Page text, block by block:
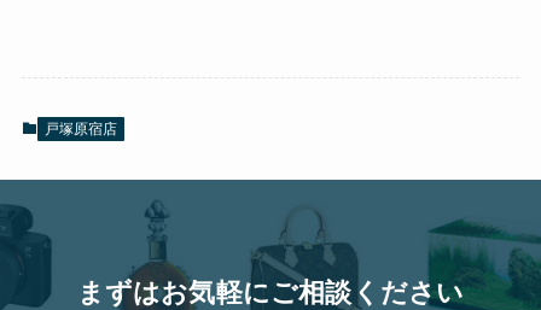
戸塚原宿店
まずはお気軽にご相談ください